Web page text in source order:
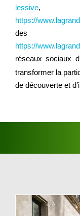
lessive,
https://
des
https://
réseaux sociaux
transformer la
de découverte et